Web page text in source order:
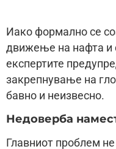
Иако формално се
движење на нафта и
експертите
закрепнување на
бавно и неизвесно.
Недоверба
Главниот проблем